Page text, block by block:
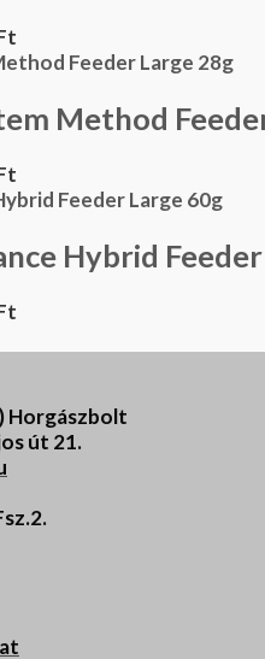
Method
Hybrid
Horgászbolt
út 21.